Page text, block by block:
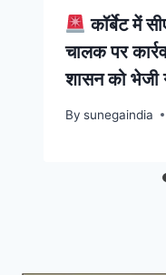
कॉर्बेट में
चालक पर
शासन को भेजी
By sunegaindia